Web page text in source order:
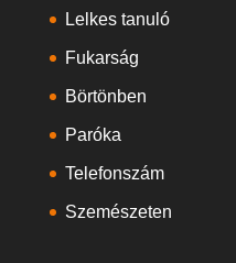
Lelkes tanuló
Fukarság
Börtönben
Paróka
Telefonszám
Szemészeten